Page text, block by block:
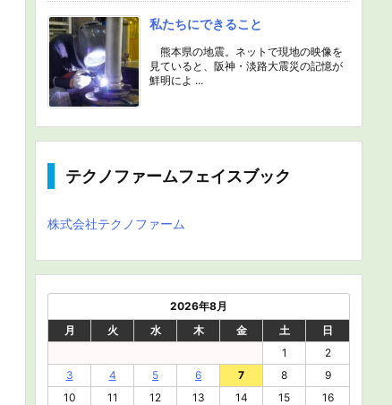
私たちにできること
熊本県の地震。ネットで現地の映像を
見ていると、阪神・淡路大震災の記憶が
鮮明によ ...
テクノファームフェイスブック
株式会社テクノファーム
2026年8月
月
火 水 木 金 土
日
1
2
3
4 5 6 7 8
9
10
11 12 13 14 15
16